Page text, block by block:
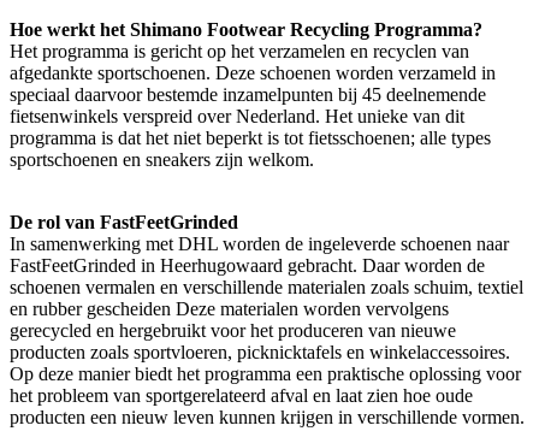
Hoe werkt het Shimano Footwear Recycling Programma?
Het programma is gericht op het verzamelen en recyclen van
afgedankte sportschoenen. Deze schoenen worden verzameld in
speciaal daarvoor bestemde inzamelpunten bij 45 deelnemende
fietsenwinkels verspreid over Nederland. Het unieke van dit
programma is dat het niet beperkt is tot fietsschoenen; alle types
sportschoenen en sneakers zijn welkom.
De rol van FastFeetGrinded
In samenwerking met DHL worden de ingeleverde schoenen naar
FastFeetGrinded in Heerhugowaard gebracht. Daar worden de
schoenen vermalen en verschillende materialen zoals schuim, textiel
en rubber gescheiden Deze materialen worden vervolgens
gerecycled en hergebruikt voor het produceren van nieuwe
producten zoals sportvloeren, picknicktafels en winkelaccessoires.
Op deze manier biedt het programma een praktische oplossing voor
het probleem van sportgerelateerd afval en laat zien hoe oude
producten een nieuw leven kunnen krijgen in verschillende vormen.